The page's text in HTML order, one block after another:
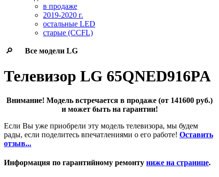
в продаже
2019-2020 г.
остальные LED
старые (CCFL)
🔎 Все модели LG
Телевизор LG 65QNED916PA
Внимание! Модель встречается в продаже (от 141600 руб.)
и может быть на гарантии!
Если Вы уже приобрели эту модель телевизора, мы будем
рады, если поделитесь впечатлениями о его работе! Оставить
отзыв...
Информация по гарантийному ремонту ниже на странице.